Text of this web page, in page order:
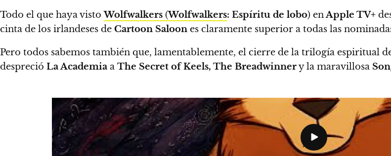
Todo el que haya vistoWolfwalkers (Wolfwalkers: Espíritu de lobo) enApple TV+
cinta de los irlandeses de Cartoon Saloon es claramente superior a todas las
Pero todos sabemos también que, lamentablemente, el cierre de la trilogía espiritual
despreció La Academia a The Secret of Keels, The Breadwinnery la maravillosa